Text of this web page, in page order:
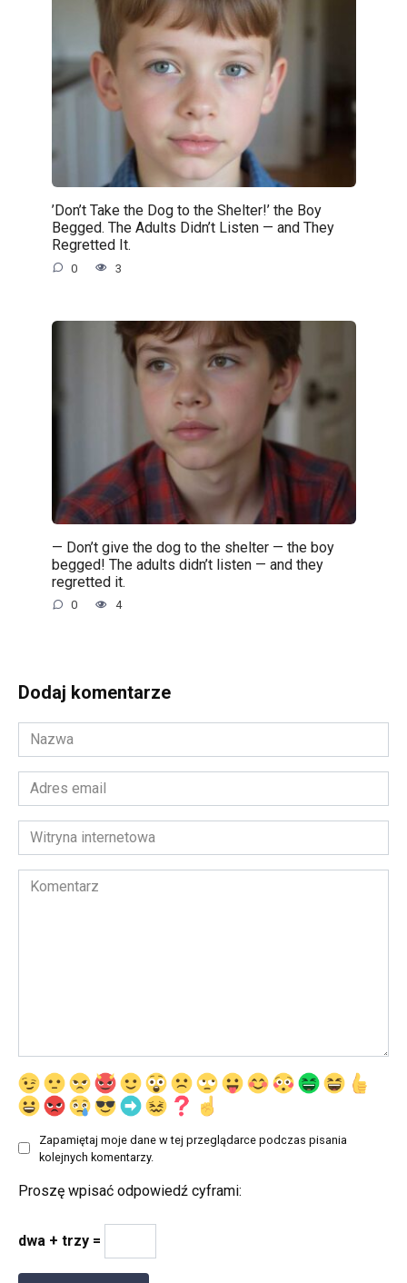
’Don’t Take the Dog to the Shelter!’ the Boy
Begged. The Adults Didn’t Listen — and They
Regretted It.
0 3
— Don’t give the dog to the shelter — the boy
begged! The adults didn’t listen — and they
regretted it.
0 4
Dodaj komentarze
Nazwa
*
Adres
email
*Witryna
internetowa
Komentarz
Zapamiętaj moje dane w tej przeglądarce podczas pisania
kolejnych komentarzy.
Proszę wpisać odpowiedź cyframi:
dwa + trzy =